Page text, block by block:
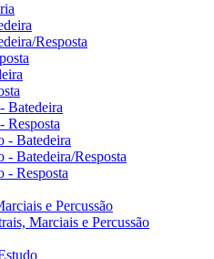
Resposta
Batedeira
Resposta
- Batedeira
- Batedeira/Resposta
- Resposta
e Percussão
Marciais e Percussão